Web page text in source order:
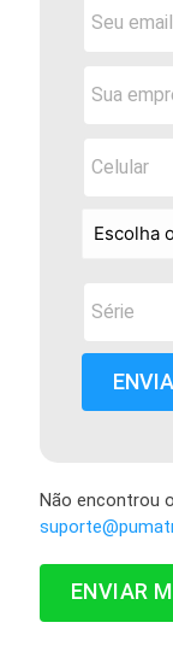
Não encontrou
ENVIAR